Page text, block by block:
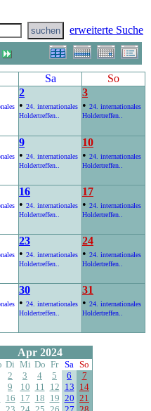
erweiterte Suche
Sa
So
2
• 24. internationales
Holdertreffen..
3
• 24. internationales
Holdertreffen..
9
• 24. internationales
Holdertreffen..
10
• 24. internationales
Holdertreffen..
16
• 24. internationales
Holdertreffen..
17
• 24. internationales
Holdertreffen..
23
• 24. internationales
Holdertreffen..
24
• 24. internationales
Holdertreffen..
30
• 24. internationales
Holdertreffen..
31
• 24. internationales
Holdertreffen..
Apr 2024
Di Mi Do Fr Sa So
2 3 4 5 6
7
9 10 11 12 13 14
16 17 18 19 20 21